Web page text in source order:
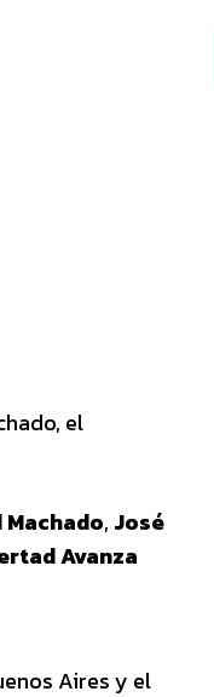
el
Machado, José
Avanza
Aires y el